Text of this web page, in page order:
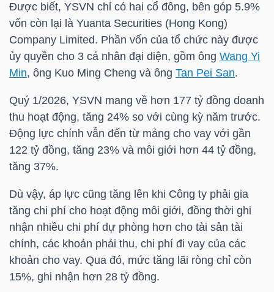
Được biết, YSVN chỉ có hai cổ đông, bên góp 5.9%
vốn còn lại là Yuanta Securities (Hong Kong)
Company Limited. Phần vốn của tổ chức này được
ủy quyền cho 3 cá nhân đại diện, gồm ông Wang Yi
Min, ông Kuo Ming Cheng và ông Tan Pei San.
Quý 1/2026, YSVN mang về hơn 177 tỷ đồng doanh
thu hoạt động, tăng 24% so với cùng kỳ năm trước.
Động lực chính vẫn đến từ mảng cho vay với gần
122 tỷ đồng, tăng 23% và môi giới hơn 44 tỷ đồng,
tăng 37%.
Dù vậy, áp lực cũng tăng lên khi Công ty phải gia
tăng chi phí cho hoạt động môi giới, đồng thời ghi
nhận nhiều chi phí dự phòng hơn cho tài sản tài
chính, các khoản phải thu, chi phí đi vay của các
khoản cho vay. Qua đó, mức tăng lãi ròng chỉ còn
15%, ghi nhận hơn 28 tỷ đồng.
TÍCH
VIETSTOCKFINANCE
VĨ
MÔ
NGÀNH
DOANH
NGHIỆP